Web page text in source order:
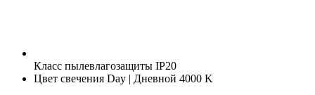
Класс пылевлагозащиты IP20
Цвет свечения Day | Дневной 4000 K